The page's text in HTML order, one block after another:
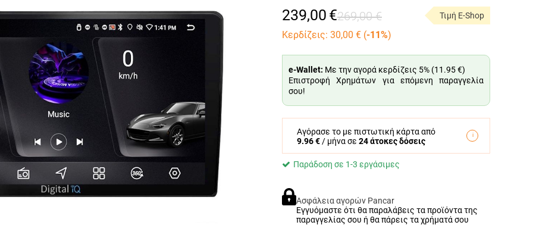
239,00 €269,00 € Τιμή E-Shop
Κερδίζεις: 30,00 € (-11%)
e-Wallet: Με την αγορά κερδίζεις 5% (11.95 €)
Επιστροφή Χρημάτων για επόμενη παραγγελία
σου!
Αγόρασε το με πιστωτική κάρτα από
9.96 € / μήνα σε 24 άτοκες δόσεις
Παράδοση σε 1-3 εργάσιμες
Ασφάλεια αγορών Pancar
Εγγυόμαστε ότι θα παραλάβεις τα προϊόντα της
παραγγελίας σου ή θα πάρεις τα χρήματά σου